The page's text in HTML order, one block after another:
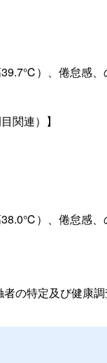
39.7℃）、倦怠感
関連）】
38.0℃）、倦怠感
の特定及び健康調